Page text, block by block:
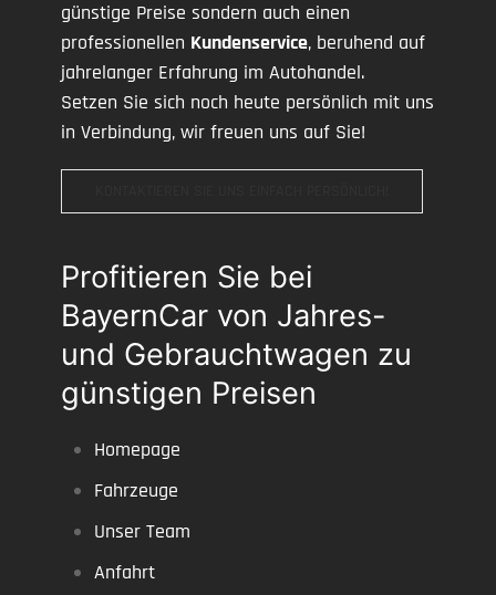
günstige Preise sondern auch einen
professionellen Kundenservice, beruhend auf
jahrelanger Erfahrung im Autohandel.
Setzen Sie sich noch heute persönlich mit uns
in Verbindung, wir freuen uns auf Sie!
Profitieren Sie bei
BayernCar von Jahres-
und Gebrauchtwagen zu
günstigen Preisen
Homepage
Fahrzeuge
Unser Team
Anfahrt